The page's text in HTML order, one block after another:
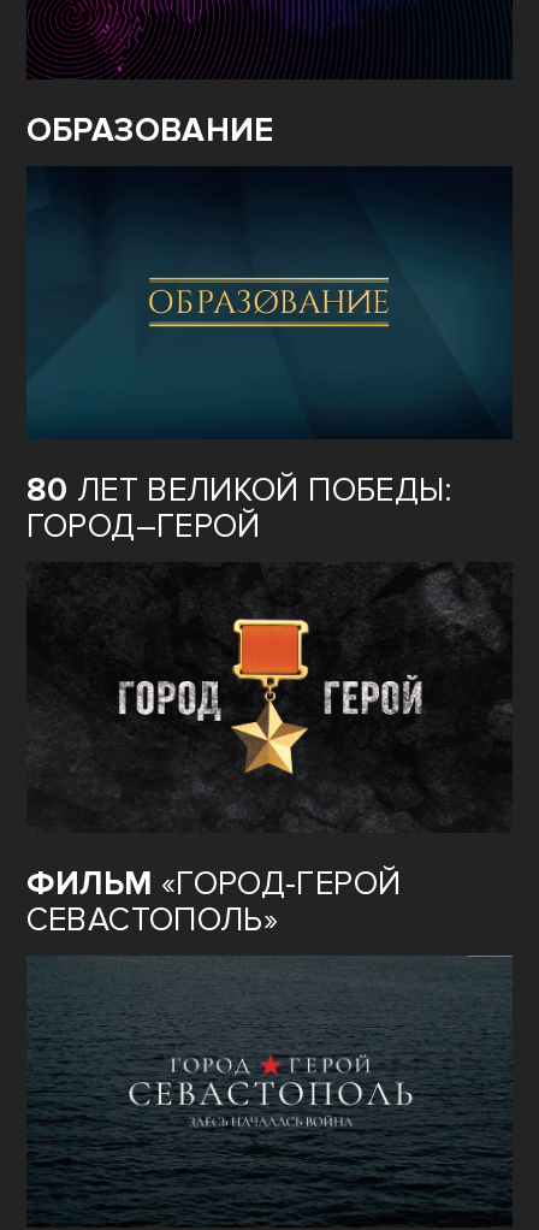
ОБРАЗОВАНИЕ
80 ЛЕТ ВЕЛИКОЙ ПОБЕДЫ:
ГОРОД–ГЕРОЙ
ФИЛЬМ «ГОРОД-ГЕРОЙ
СЕВАСТОПОЛЬ»